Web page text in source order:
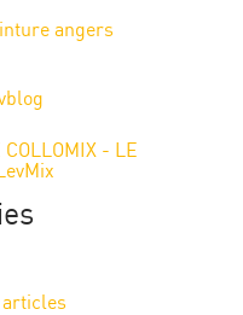
angers
COLLOMIX - LE
articles